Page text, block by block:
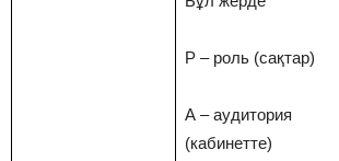
Р – роль (сақтар)
А – аудитория
(кабинетте)